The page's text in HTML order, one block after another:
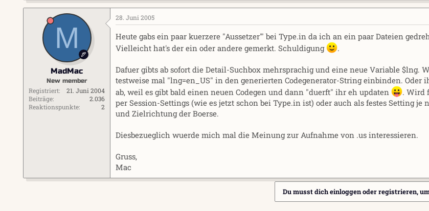
M
MadMac
New member
Registriert
21. Juni 2004
Beiträge
2.036
Reaktionspunkte
2
28. Juni 2005
Heute gabs ein paar kuerzere "Aussetzer'" bei Type.in da ich an ein paar Dateien
Vielleicht hat's der ein oder andere gemerkt. Schuldigung
.
Dafuer gibts ab sofort die Detail-Suchbox mehrsprachig und eine neue Variable $lng.
testweise mal "lng=en_US" in den generierten Codegenerator-String einbinden. Oder
ab, weil es gibt bald einen neuen Codegen und dann "duerft" ihr eh updaten
. Wird
per Session-Settings (wie es jetzt schon bei Type.in ist) oder auch als festes Setting je
und Zielrichtung der Boerse.
Diesbezueglich wuerde mich mal die Meinung zur Aufnahme von .us interessieren.
Gruss,
Mac
Du musst dich einloggen oder registrieren,